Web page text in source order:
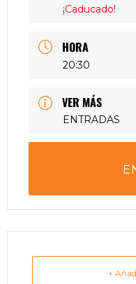
¡Caducado!
HORA
20:30
VER MÁS
ENTRADAS
+